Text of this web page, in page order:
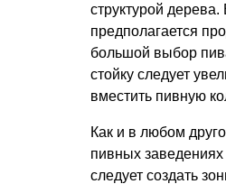
структурой дерева.
предполагается
большой выбор
стойку следует
вместить пивную
Как и в любом
пивных заведениях
следует создать